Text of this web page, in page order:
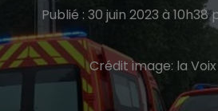
Publié : 30 juin 2023 à
Crédit image: la